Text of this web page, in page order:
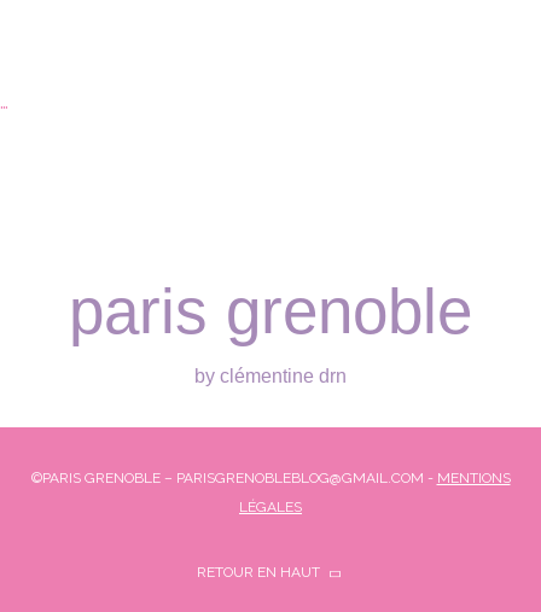
…
paris grenoble
by clémentine drn
©PARIS GRENOBLE – PARISGRENOBLEBLOG@GMAIL.COM - MENTIONS
LÉGALES
RETOUR EN HAUT